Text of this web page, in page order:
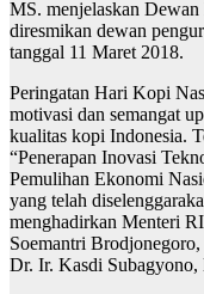
MS. menjelaskan
diresmikan dewan
tanggal 11 Maret 2018.
Peringatan Hari Kopi
motivasi dan semangat
kualitas kopi Indonesia.
“Penerapan Inovasi
Pemulihan Ekonomi
yang telah
menghadirkan Menteri
Soemantri
Dr. Ir. Kasdi Subagyono,